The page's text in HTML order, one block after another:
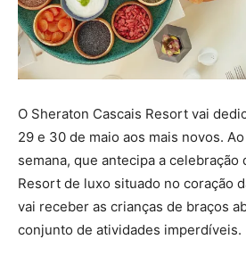
O Sheraton Cascais Resort vai
29 e 30 de maio aos mais novos.
semana, que antecipa a celebração
Resort de luxo situado no coração
vai receber as crianças de braços
conjunto de atividades imperdíveis.